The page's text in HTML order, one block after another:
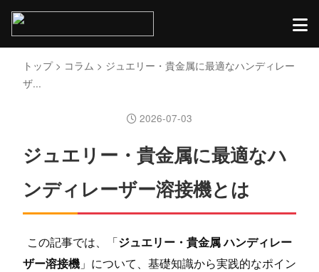
トップ> コラム > ジュエリー・貴金属に最適なハンディレー
ザ...
2026-07-03
ジュエリー・貴金属に最適なハ
ンディレーザー溶接機とは
この記事では、「ジュエリー・貴金属 ハンディレー
ザー溶接機 」について、基礎知識から実践的なポイン